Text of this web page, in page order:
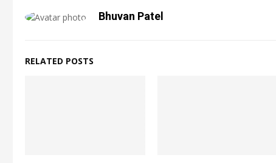
Bhuvan Patel
RELATED POSTS